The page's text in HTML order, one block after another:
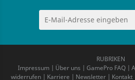
RUBRIKEN
Impressum| Über uns | GamePro FAQ|
widerrufen | Karriere | Newsletter | Kontakt